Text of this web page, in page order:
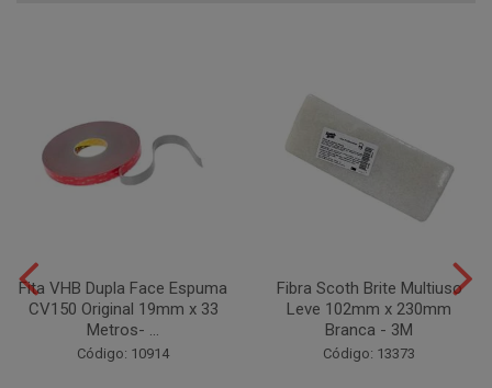
Fita VHB Dupla Face Espuma
CV150 Original 19mm x 33
Metros- ...
Código: 10914
Fibra Scoth Brite Multiuso
Leve 102mm x 230mm
Branca - 3M
Código: 13373